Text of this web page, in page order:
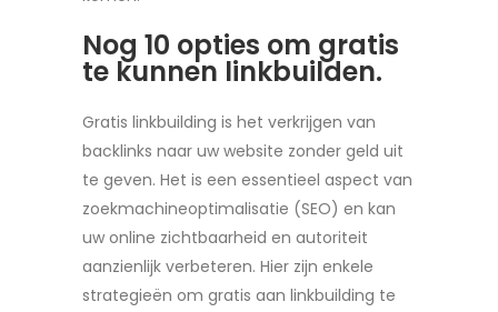
Nog 10 opties om gratis
te kunnen linkbuilden.
Gratis linkbuilding is het verkrijgen van
backlinks naar uw website zonder geld uit
te geven. Het is een essentieel aspect van
zoekmachineoptimalisatie (SEO) en kan
uw online zichtbaarheid en autoriteit
aanzienlijk verbeteren. Hier zijn enkele
strategieën om gratis aan linkbuilding te